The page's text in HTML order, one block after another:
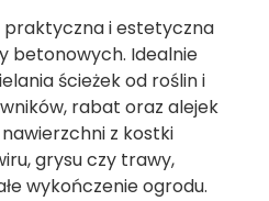
i estetyczna
betonowych. Idealnie
ścieżek od roślin i
rabat oraz alejek
z kostki
grysu czy trawy,
wykończenie ogrodu.